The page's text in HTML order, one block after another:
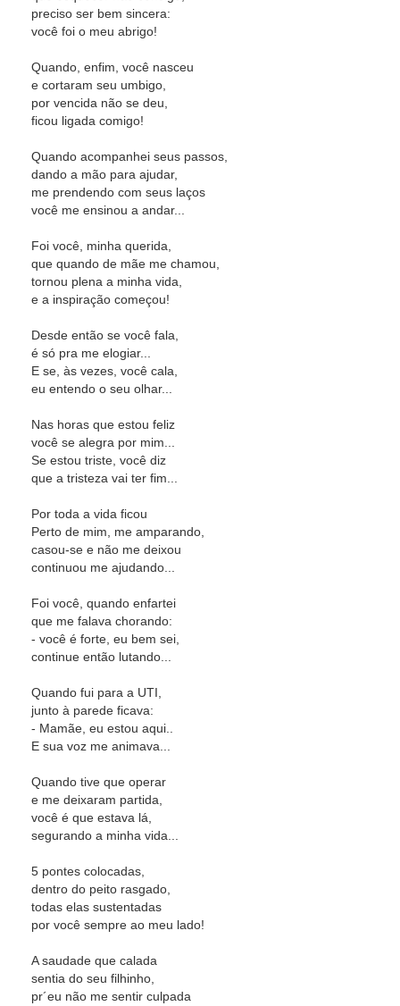
preciso ser bem sincera:
você foi o meu abrigo!
Quando, enfim, você nasceu
e cortaram seu umbigo,
por vencida não se deu,
ficou ligada comigo!
Quando acompanhei seus passos,
dando a mão para ajudar,
me prendendo com seus laços
você me ensinou a andar...
Foi você, minha querida,
que quando de mãe me chamou,
tornou plena a minha vida,
e a inspiração começou!
Desde então se você fala,
é só pra me elogiar...
E se, às vezes, você cala,
eu entendo o seu olhar...
Nas horas que estou feliz
você se alegra por mim...
Se estou triste, você diz
que a tristeza vai ter fim...
Por toda a vida ficou
Perto de mim, me amparando,
casou-se e não me deixou
continuou me ajudando...
Foi você, quando enfartei
que me falava chorando:
- você é forte, eu bem sei,
continue então lutando...
Quando fui para a UTI,
junto à parede ficava:
- Mamãe, eu estou aqui..
E sua voz me animava...
Quando tive que operar
e me deixaram partida,
você é que estava lá,
segurando a minha vida...
5 pontes colocadas,
dentro do peito rasgado,
todas elas sustentadas
por você sempre ao meu lado!
A saudade que calada
sentia do seu filhinho,
pr´eu não me sentir culpada